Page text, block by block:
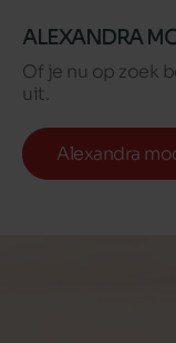
ALEXANDRA
Of je nu op zoek
uit.
Alexandra